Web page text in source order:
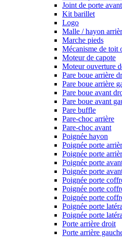
Joint de porte
Kit barillet
Logo
Malle / hayon
Marche pieds
Mécanisme de toit
Moteur de capote
Moteur ouverture
Pare boue arrière
Pare boue arrière
Pare boue avant
Pare boue avant
Pare buffle
Pare-choc arrière
Pare-choc avant
Poignée hayon
Poignée porte
Poignée porte
Poignée porte
Poignée porte
Poignée porte
Poignée porte
Poignée porte
Poignée porte
Poignée porte
Porte arrière droit
Porte arrière